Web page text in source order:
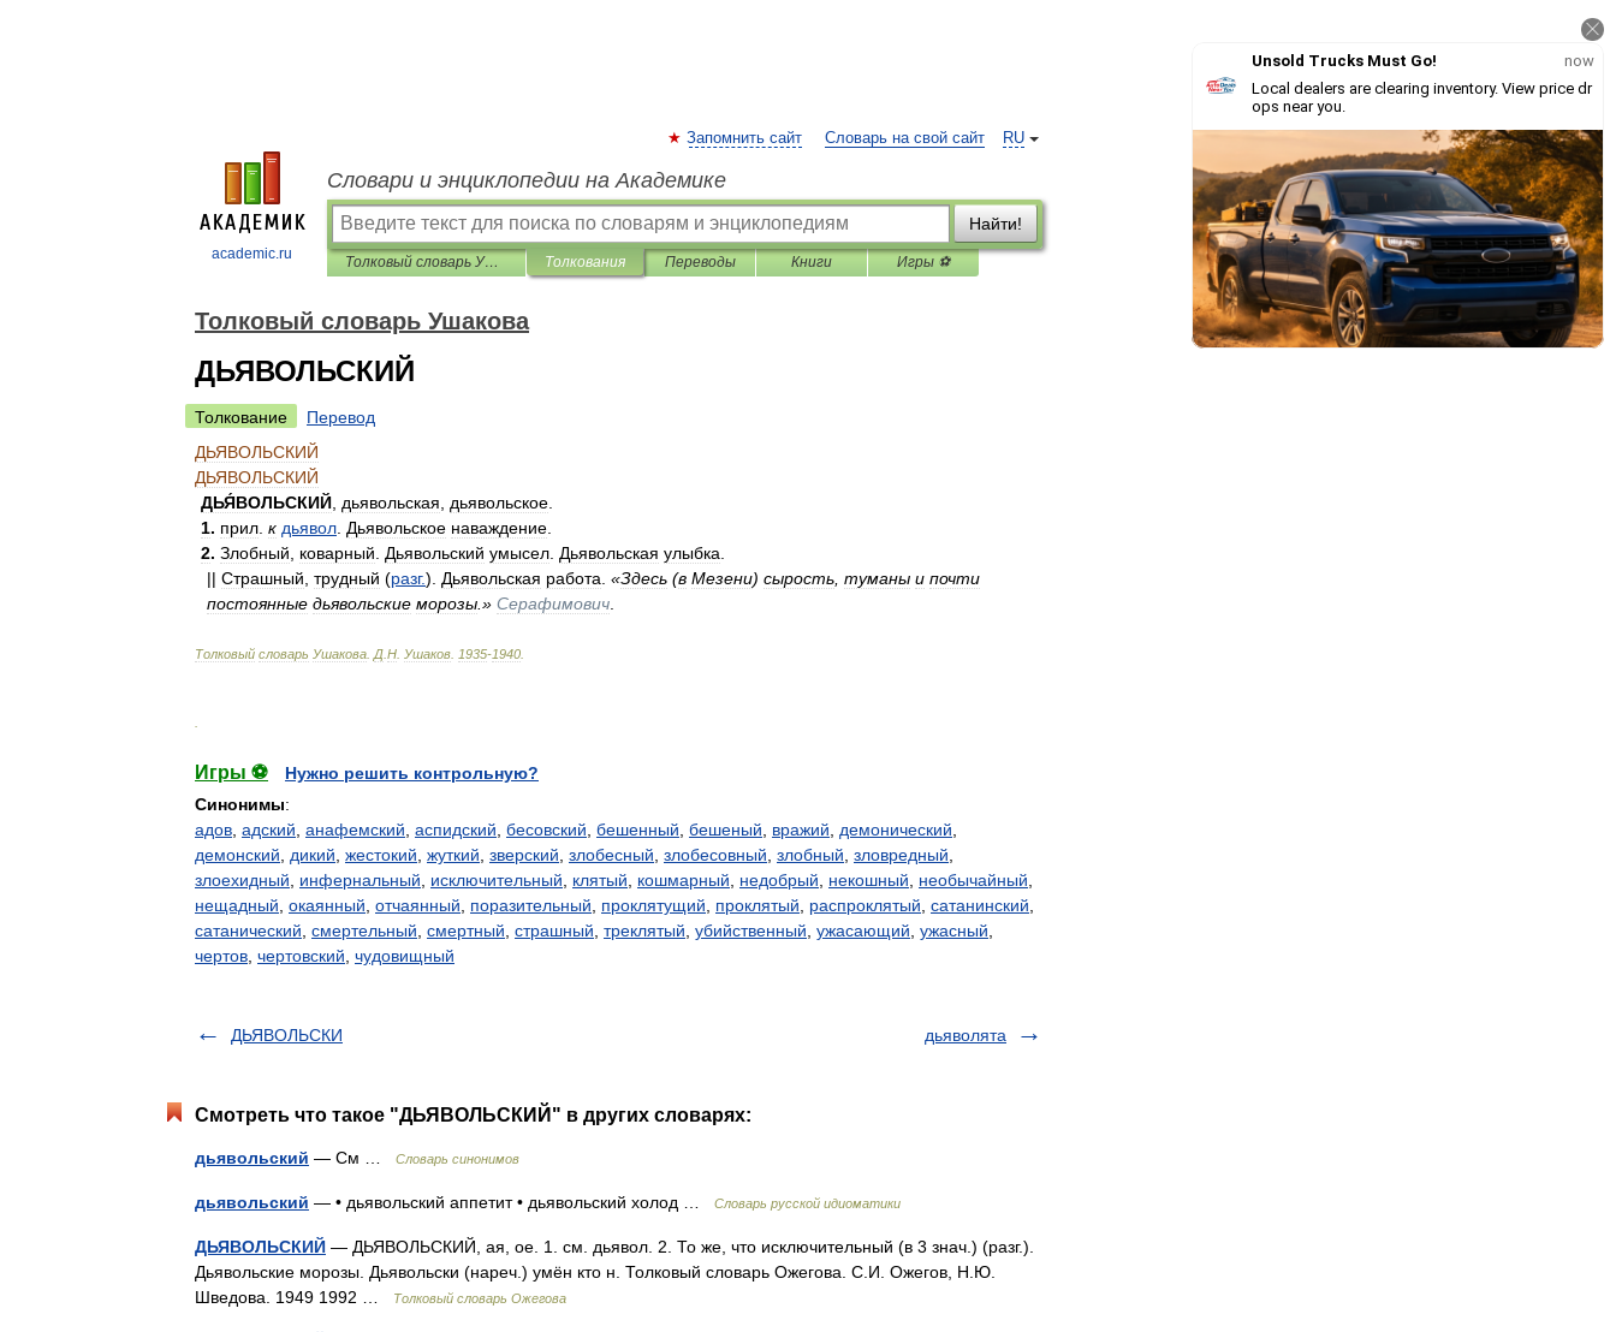
academic.ru
RU
Запомнить сайт Словарь на свой сайт
Словари и энциклопедии на Академике
Найти!
Толковый словарь Ушакова Толкования Переводы Книги Игры ⚽
Толковый словарь Ушакова
ДЬЯВОЛЬСКИЙ
Толкование
Перевод
ДЬЯВОЛЬСКИЙ
ДЬЯВОЛЬСКИЙ
ДЬЯ́ВОЛЬСКИЙ дьявольская дьявольское
1. прил к дьявол Дьявольское наваждение
2. Злобный коварный Дьявольский умысел Дьявольская улыбка
|| Страшный трудный (разг.). Дьявольская работа «Здесь (в Мезени) сырость туманы и почти
постоянные дьявольские морозы .» Серафимович
Толковый словарь Ушакова Д Н Ушаков 1935-1940
Игры ⚽
Нужно решить контрольную?
Синонимы:
адов адский анафемский аспидский бесовский бешенный бешеный вражий демонический
демонский
дикий жестокий жуткий зверский злобесный злобесовный злобный зловредный
злоехидный
инфернальный исключительный клятый кошмарный недобрый некошный необычайный
нещадный окаянный отчаянный поразительный проклятущий проклятый распроклятый сатанинский
сатанический смертельный смертный страшный треклятый убийственный ужасающий ужасный
чертов чертовский чудовищный
ДЬЯВОЛЬСКИ дьяволята
Смотреть что такое "ДЬЯВОЛЬСКИЙ" в других словарях:
дьявольский — См … Словарь синонимов
дьявольский — • дьявольский аппетит • дьявольский холод … Словарь русской идиоматики
ДЬЯВОЛЬСКИЙ — ДЬЯВОЛЬСКИЙ, ая, ое. 1. см. дьявол. 2. То же, что исключительный (в 3 знач.) (разг.).
Дьявольские морозы. Дьявольски (нареч.) умён кто н. Толковый словарь Ожегова. С.И. Ожегов, Н.Ю.
Шведова. 1949 1992 …
Толковый словарь Ожегова